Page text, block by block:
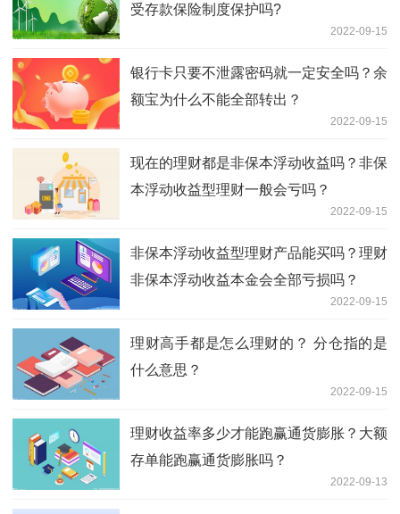
受存款保险制度保护吗?
2022-09-15
银行卡只要不泄露密码就一定安全吗？余
额宝为什么不能全部转出？
2022-09-15
现在的理财都是非保本浮动收益吗？非保
本浮动收益型理财一般会亏吗？
2022-09-15
非保本浮动收益型理财产品能买吗？理财
非保本浮动收益本金会全部亏损吗？
2022-09-15
理财高手都是怎么理财的？ 分仓指的是
什么意思？
2022-09-15
理财收益率多少才能跑赢通货膨胀？大额
存单能跑赢通货膨胀吗？
2022-09-13